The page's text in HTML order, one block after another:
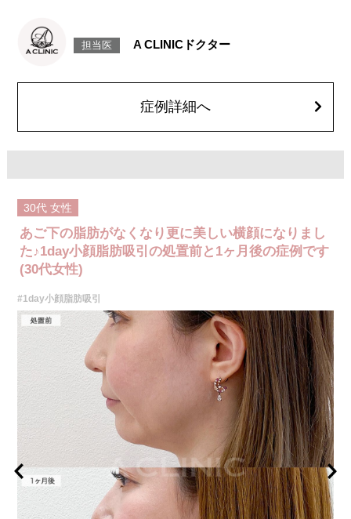
感などが術後一時的に生じることがございます。また、稀に貧血、細菌感
染症、左右差、施術箇所の知覚鈍麻、ぼこつき、硬結、瘢痕化、色素沈
顔の脂肪吸引箇所の追加 1ヶ所ごと+162,800円(税込)
オプション：笑気麻酔 3,300円(税込)
担当医 A CLINICドクター
症例詳細へ
30代 女性
あご下の脂肪がなくなり更に美しい横顔になりまし
た♪1day小顔脂肪吸引の処置前と1ヶ月後の症例です
(30代女性)
#1day小顔脂肪吸引